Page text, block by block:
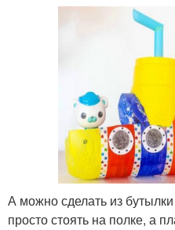
А можно сделать из бутылки
просто стоять на полке, а